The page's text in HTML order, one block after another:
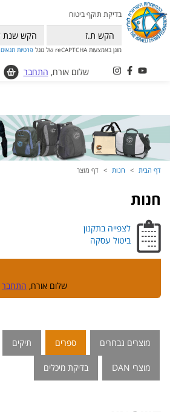
בדיקת תוקף ביטוח
מוגן באמצעות reCAPTCHA של גוגל פרטיות תנאים
שלום אורח, התחבר
דף הבית חנות דף מוצר
חנות
לצפייה בתקנון
ביטול עסקה
שלום אורח, התחבר
מוצרים נבחרים ספרים תיקים
מוצרי DAN בדיקת מיכלים